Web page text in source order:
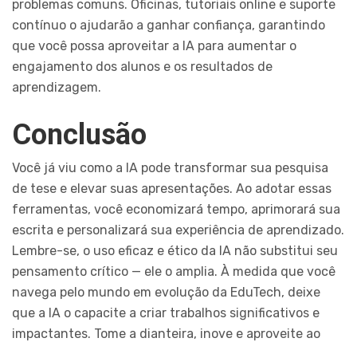
problemas comuns. Oficinas, tutoriais online e suporte
contínuo o ajudarão a ganhar confiança, garantindo
que você possa aproveitar a IA para aumentar o
engajamento dos alunos e os resultados de
aprendizagem.
Conclusão
Você já viu como a IA pode transformar sua pesquisa
de tese e elevar suas apresentações. Ao adotar essas
ferramentas, você economizará tempo, aprimorará sua
escrita e personalizará sua experiência de aprendizado.
Lembre-se, o uso eficaz e ético da IA não substitui seu
pensamento crítico — ele o amplia. À medida que você
navega pelo mundo em evolução da EduTech, deixe
que a IA o capacite a criar trabalhos significativos e
impactantes. Tome a dianteira, inove e aproveite ao